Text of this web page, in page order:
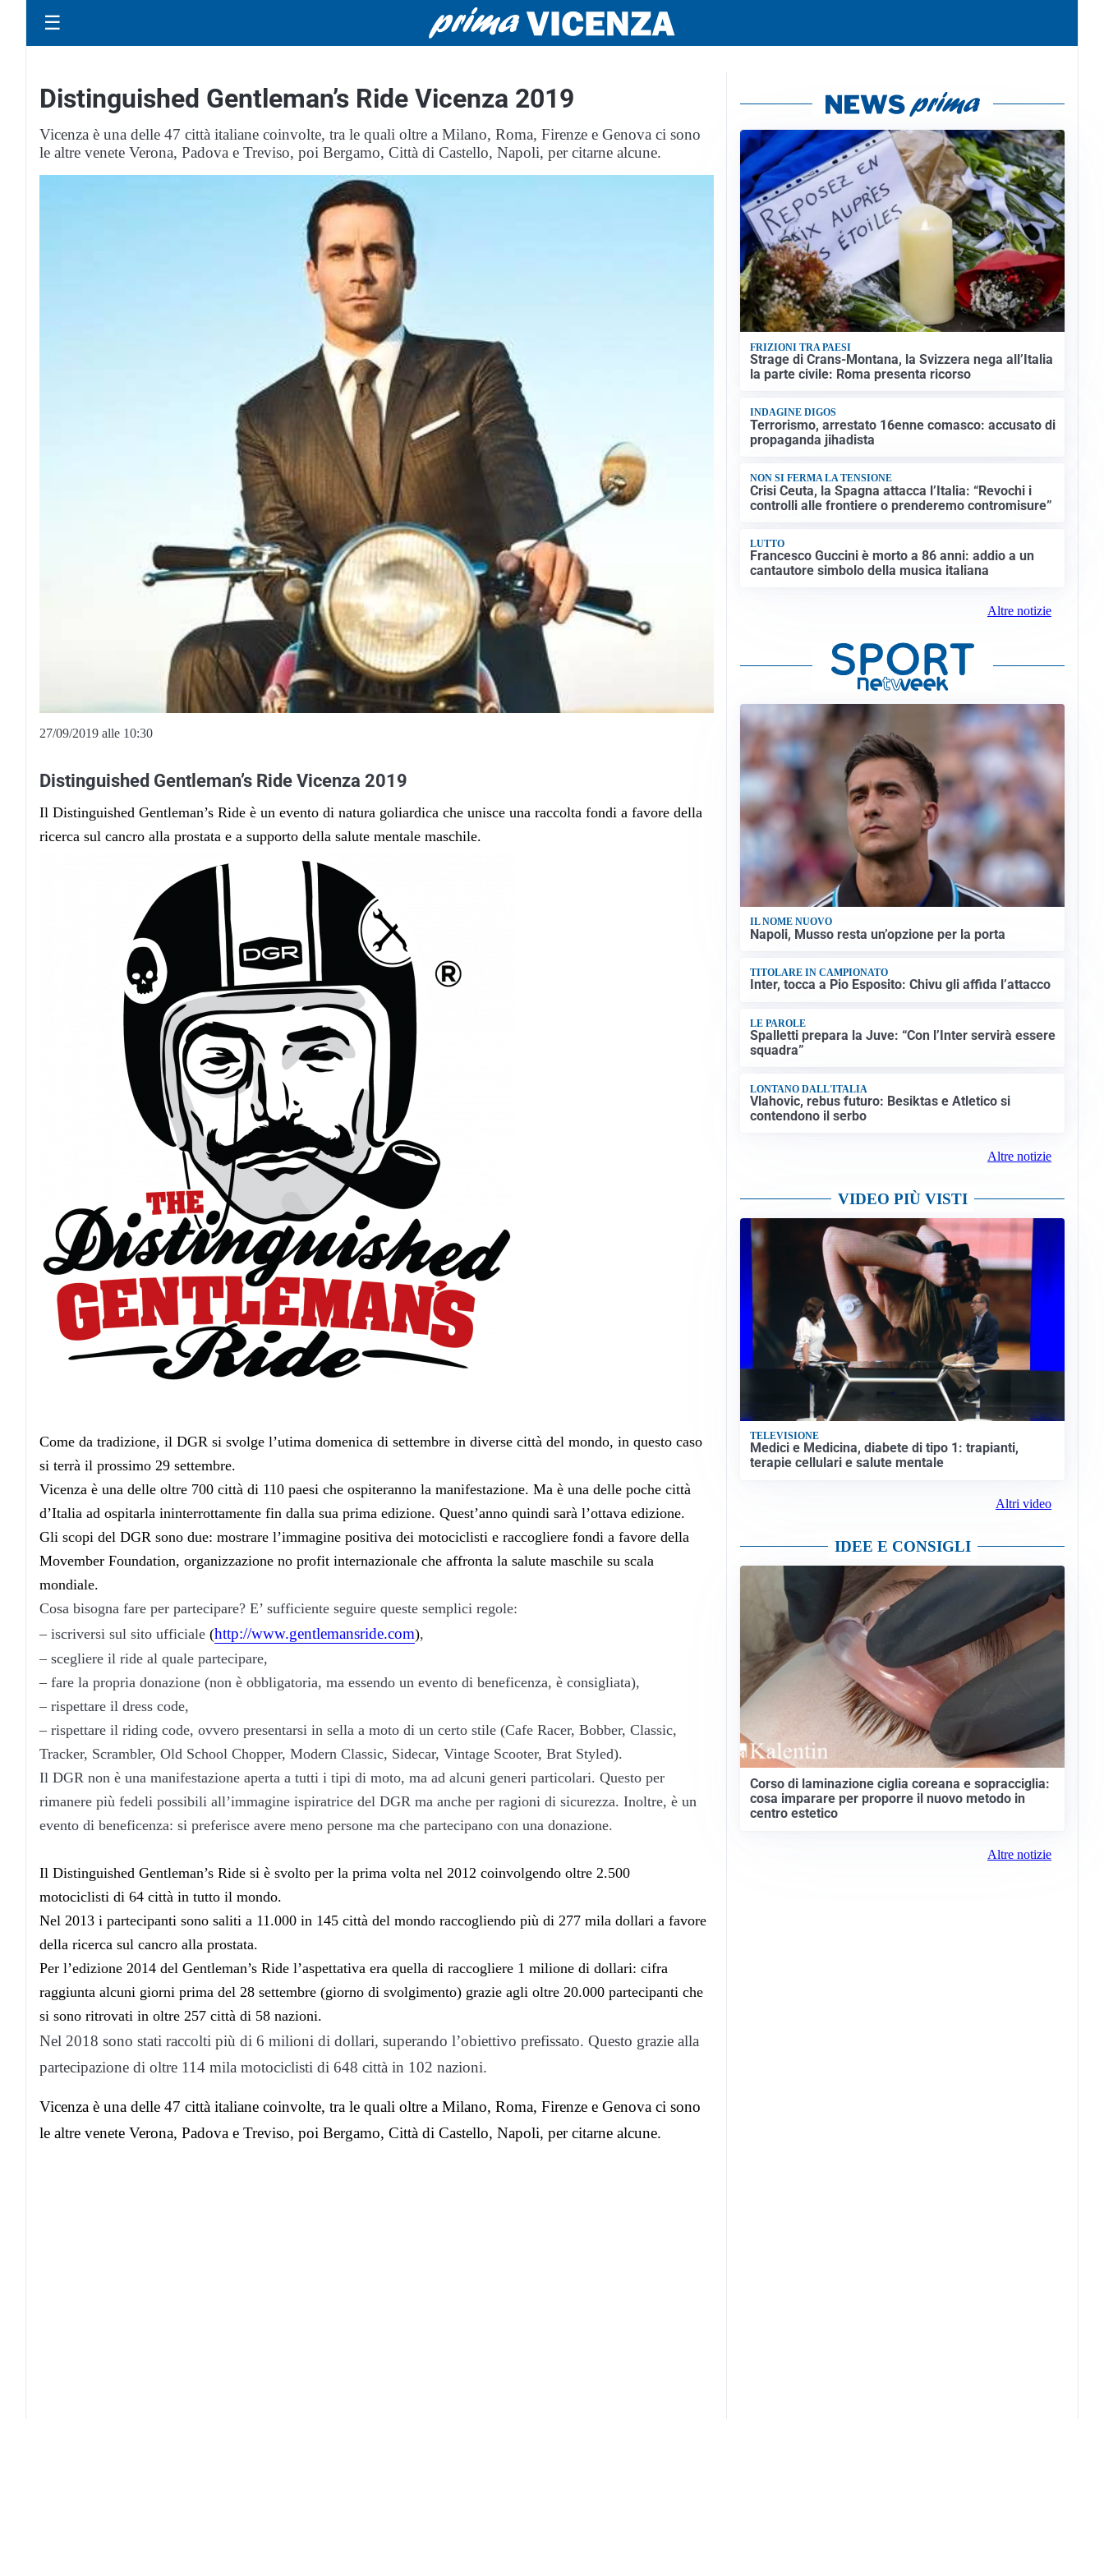
☰
Distinguished Gentleman’s Ride Vicenza 2019
Vicenza è una delle 47 città italiane coinvolte, tra le quali oltre a Milano, Roma, Firenze e Genova ci sono
le altre venete Verona, Padova e Treviso, poi Bergamo, Città di Castello, Napoli, per citarne alcune.
27/09/2019 alle 10:30
Distinguished Gentleman’s Ride Vicenza 2019
Il Distinguished Gentleman’s Ride è un evento di natura goliardica che unisce una raccolta fondi a favore della
ricerca sul cancro alla prostata e a supporto della salute mentale maschile.
Come da tradizione, il DGR si svolge l’utima domenica di settembre in diverse città del mondo, in questo caso
si terrà il prossimo 29 settembre.
Vicenza è una delle oltre 700 città di 110 paesi che ospiteranno la manifestazione. Ma è una delle poche città
d’Italia ad ospitarla ininterrottamente fin dalla sua prima edizione. Quest’anno quindi sarà l’ottava edizione.
Gli scopi del DGR sono due: mostrare l’immagine positiva dei motociclisti e raccogliere fondi a favore della
Movember Foundation, organizzazione no profit internazionale che affronta la salute maschile su scala
mondiale.
Cosa bisogna fare per partecipare? E’ sufficiente seguire queste semplici regole:
– iscriversi sul sito ufficiale (http://www.gentlemansride.com),
– scegliere il ride al quale partecipare,
– fare la propria donazione (non è obbligatoria, ma essendo un evento di beneficenza, è consigliata),
– rispettare il dress code,
– rispettare il riding code, ovvero presentarsi in sella a moto di un certo stile (Cafe Racer, Bobber, Classic,
Tracker, Scrambler, Old School Chopper, Modern Classic, Sidecar, Vintage Scooter, Brat Styled).
Il DGR non è una manifestazione aperta a tutti i tipi di moto, ma ad alcuni generi particolari. Questo per
rimanere più fedeli possibili all’immagine ispiratrice del DGR ma anche per ragioni di sicurezza. Inoltre, è un
evento di beneficenza: si preferisce avere meno persone ma che partecipano con una donazione.
Il Distinguished Gentleman’s Ride si è svolto per la prima volta nel 2012 coinvolgendo oltre 2.500
motociclisti di 64 città in tutto il mondo.
Nel 2013 i partecipanti sono saliti a 11.000 in 145 città del mondo raccogliendo più di 277 mila dollari a favore
della ricerca sul cancro alla prostata.
Per l’edizione 2014 del Gentleman’s Ride l’aspettativa era quella di raccogliere 1 milione di dollari: cifra
raggiunta alcuni giorni prima del 28 settembre (giorno di svolgimento) grazie agli oltre 20.000 partecipanti che
si sono ritrovati in oltre 257 città di 58 nazioni.
Nel 2018 sono stati raccolti più di 6 milioni di dollari, superando l’obiettivo prefissato. Questo grazie alla
partecipazione di oltre 114 mila motociclisti di 648 città in 102 nazioni.
Vicenza è una delle 47 città italiane coinvolte, tra le quali oltre a Milano, Roma, Firenze e Genova ci sono
le altre venete Verona, Padova e Treviso, poi Bergamo, Città di Castello, Napoli, per citarne alcune.
FRIZIONI TRA PAESI
Strage di Crans-Montana, la Svizzera nega all’Italia
la parte civile: Roma presenta ricorso
INDAGINE DIGOS
Terrorismo, arrestato 16enne comasco: accusato di
propaganda jihadista
NON SI FERMA LA TENSIONE
Crisi Ceuta, la Spagna attacca l’Italia: “Revochi i
controlli alle frontiere o prenderemo contromisure”
LUTTO
Francesco Guccini è morto a 86 anni: addio a un
cantautore simbolo della musica italiana
Altre notizie
IL NOME NUOVO
Napoli, Musso resta un’opzione per la porta
TITOLARE IN CAMPIONATO
Inter, tocca a Pio Esposito: Chivu gli affida l’attacco
LE PAROLE
Spalletti prepara la Juve: “Con l’Inter servirà essere
squadra”
LONTANO DALL'ITALIA
Vlahovic, rebus futuro: Besiktas e Atletico si
contendono il serbo
Altre notizie
VIDEO PIÙ VISTI
TELEVISIONE
Medici e Medicina, diabete di tipo 1: trapianti,
terapie cellulari e salute mentale
Altri video
IDEE E CONSIGLI
Corso di laminazione ciglia coreana e sopracciglia:
cosa imparare per proporre il nuovo metodo in
centro estetico
Altre notizie